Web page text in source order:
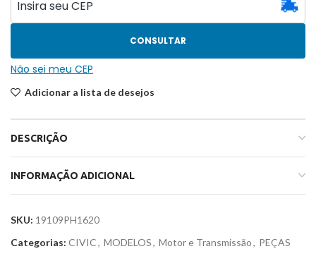
CONSULTAR
Não sei meu CEP
Adicionar a lista de desejos
DESCRIÇÃO
INFORMAÇÃO ADICIONAL
SKU: 19109PH1620
Categorias: CIVIC, MODELOS, Motor e Transmissão, PEÇAS